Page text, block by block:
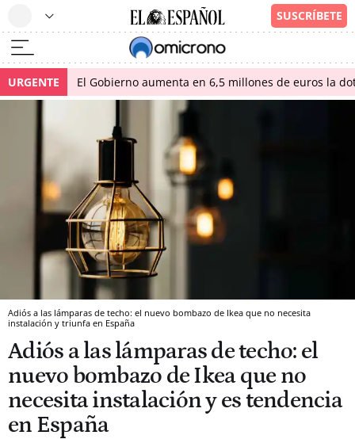
URGENTE El Gobierno aumenta en 6,5 millones de euros la
Adiós a las lámparas de techo: el nuevo bombazo de Ikea que no necesita
instalación y triunfa en España
Adiós a las lámparas de techo: el
nuevo bombazo de Ikea que no
necesita instalación y es tendencia
en España